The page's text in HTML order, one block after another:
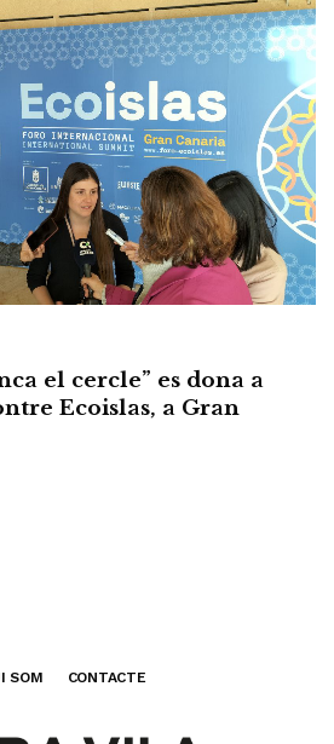
el cercle” es dona a
Ecoislas, a Gran
SOM CONTACTE